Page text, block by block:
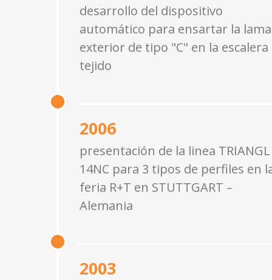
desarrollo del dispositivo
automático para ensartar la lama
exterior de tipo "C" en la escalera
tejido
2006
presentación de la linea TRIANGL
14NC para 3 tipos de perfiles en
feria R+T en STUTTGART –
Alemania
2003